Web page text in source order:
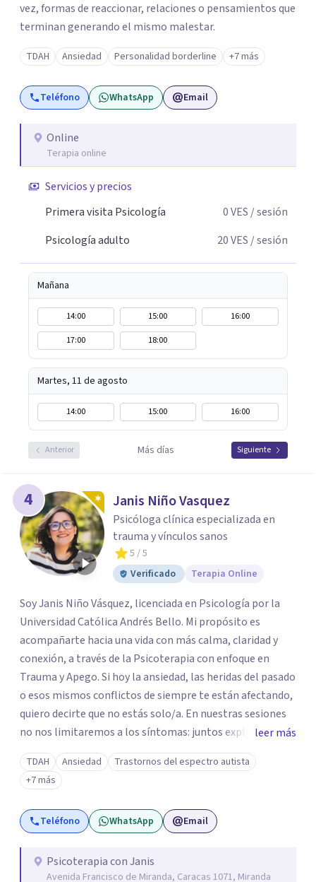
vez, formas de reaccionar, relaciones o pensamientos que
terminan generando el mismo malestar.
TDAH Ansiedad Personalidad borderline +7 más
Teléfono WhatsApp Email
Online
Terapia online
Servicios y precios
Primera visita Psicología
0VES / sesión
Psicología adulto
20VES / sesión
Mañana
14:00 15:00
16:00
17:00
18:00
Martes, 11 de agosto
14:00 15:00 16:00
Anterior Más días Siguiente
4 Janis Niño Vasquez
Psicóloga clínica especializada en
trauma y vínculos sanos
5 / 5
Verificado
Terapia Online
Soy Janis Niño Vásquez, licenciada en Psicología por la
Universidad Católica Andrés Bello. Mi propósito es
acompañarte hacia una vida con más calma, claridad y
conexión, a través de la Psicoterapia con enfoque en
Trauma y Apego. Si hoy la ansiedad, las heridas del pasado
o esos mismos conflictos de siempre te están afectando,
quiero decirte que no estás solo/a. En nuestras sesiones
no nos limitaremos a los síntomas: juntos exploraremos
qué hay detrás de tu malestar, comprendiendo cómo tus
experiencias y vínculos han marcado tu historia. Quizás te
cuesta poner límites, confiar en los demás o repites
vínculos que te hacen daño. O tal vez buscas
herramientas para comprender y acompañar mejor a tus
seguro para iniciar tu proceso de sanación. Si sientes que
leer más
TDAH Ansiedad
Trastornos del espectro autista
+7 más
Teléfono WhatsApp Email
Psicoterapia con Janis
Avenida Francisco de Miranda, Caracas 1071, Miranda